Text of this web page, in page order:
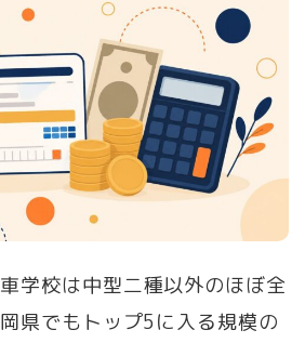
学校は中型二種以外のほぼ全
県でもトップ5に入る規模の